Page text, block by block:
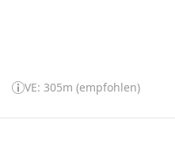
VE: 305m (empfohlen)